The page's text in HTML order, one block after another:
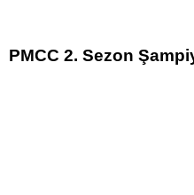
PMCC 2. Sezon